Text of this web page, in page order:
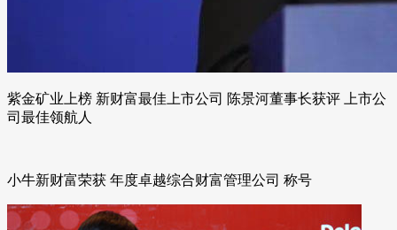
紫金矿业上榜 新财富最佳上市公司 陈景河董事长获评 上市公
司最佳领航人
小牛新财富荣获 年度卓越综合财富管理公司 称号